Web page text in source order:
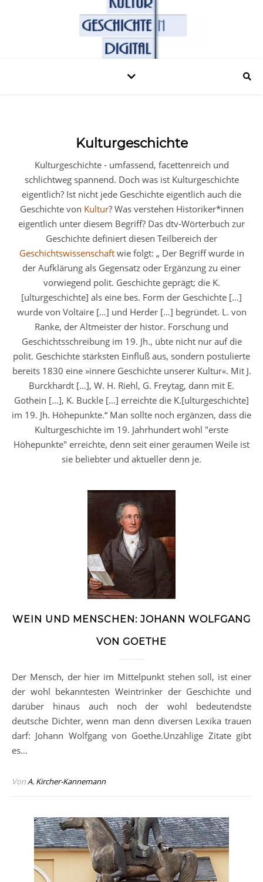
Kulturgeschichte
Kulturgeschichte - umfassend, facettenreich und
schlichtweg spannend. Doch was ist Kulturgeschichte
eigentlich? Ist nicht jede Geschichte eigentlich auch die
Geschichte von Kultur? Was verstehen Historiker*innen
eigentlich unter diesem Begriff? Das dtv-Wörterbuch zur
Geschichte definiert diesen Teilbereich der
Geschichtswissenschaftwie folgt: „ Der Begriff wurde in
der Aufklärung als Gegensatz oder Ergänzung zu einer
vorwiegend polit. Geschichte geprägt; die K.
[ulturgeschichte] als eine bes. Form der Geschichte […]
wurde von Voltaire […] und Herder […] begründet. L. von
Ranke, der Altmeister der histor. Forschung und
Geschichtsschreibung im 19. Jh., übte nicht nur auf die
polit. Geschichte stärksten Einfluß aus, sondern postulierte
bereits 1830 eine »innere Geschichte unserer Kultur«. Mit J.
Burckhardt […], W. H. Riehl, G. Freytag, dann mit E.
Gothein […], K. Buckle […] erreichte die K.[ulturgeschichte]
im 19. Jh. Höhepunkte.“ Man sollte noch ergänzen, dass die
Kulturgeschichte im 19. Jahrhundert wohl "erste
Höhepunkte" erreichte, denn seit einer geraumen Weile ist
sie beliebter und aktueller denn je.
WEIN UND MENSCHEN: JOHANN WOLFGANG
VON GOETHE
Der Mensch, der hier im Mittelpunkt stehen soll, ist einer
der wohl bekanntesten Weintrinker der Geschichte und
darüber hinaus auch noch der wohl bedeutendste
deutsche Dichter, wenn man denn diversen Lexika trauen
darf: Johann Wolfgang von Goethe.Unzählige Zitate gibt
es…
VonA. Kircher-Kannemann